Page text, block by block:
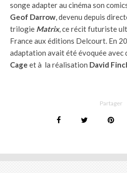
songe adapter au cinéma son
Geof Darrow, devenu depuis
trilogie Matrix, ce récit futuriste
France aux éditions Delcourt. En
adaptation avait été évoquée avec
Cage et à la réalisation David
Partager